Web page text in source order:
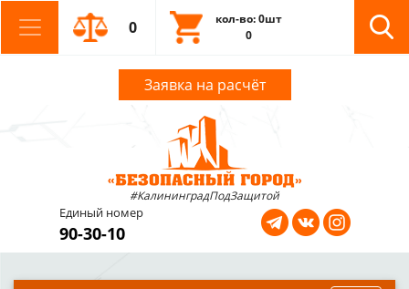
0
кол-во: 0шт
0
Заявка на расчёт
#КалининградПодЗащитой
Единый номер
90-30-10